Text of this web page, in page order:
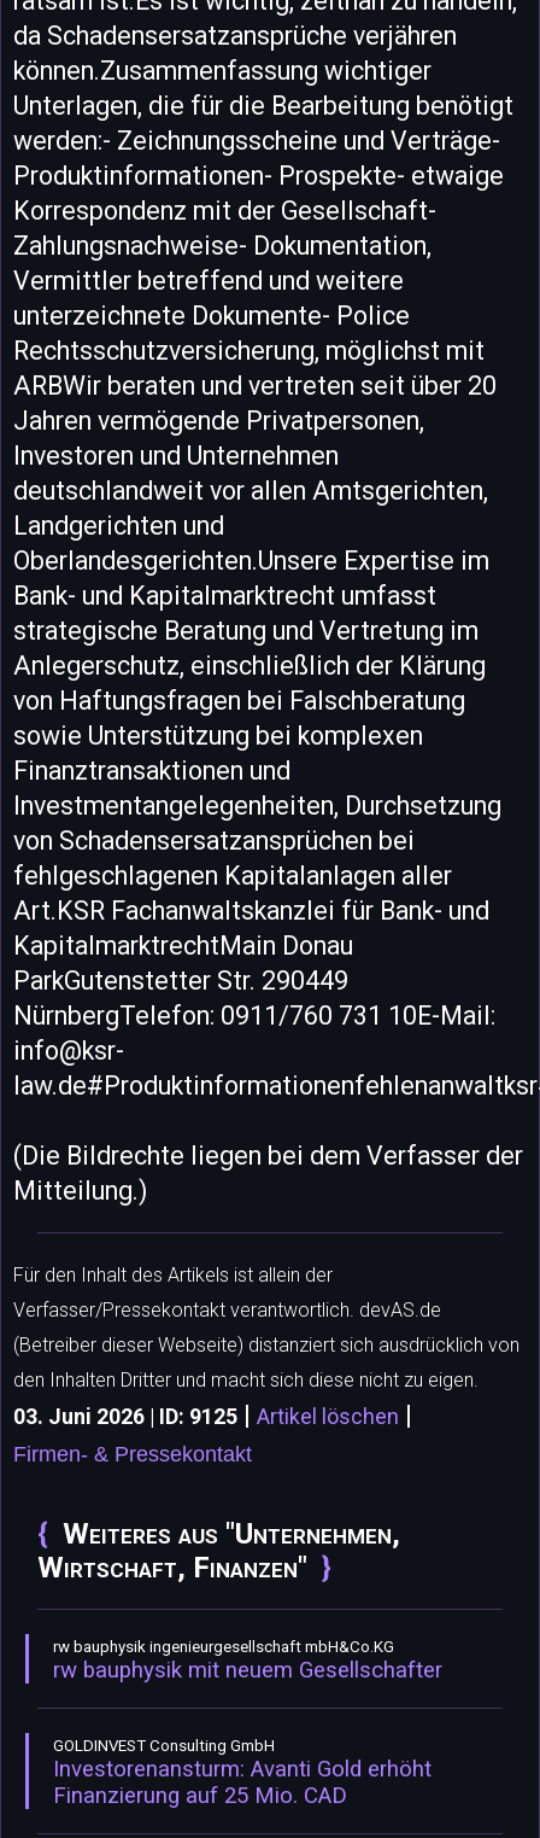
da Schadensersatzansprüche verjähren
können.Zusammenfassung wichtiger
Unterlagen, die für die Bearbeitung benötigt
werden:- Zeichnungsscheine und Verträge-
Produktinformationen- Prospekte- etwaige
Korrespondenz mit der Gesellschaft-
Zahlungsnachweise- Dokumentation,
Vermittler betreffend und weitere
unterzeichnete Dokumente- Police
Rechtsschutzversicherung, möglichst mit
ARBWir beraten und vertreten seit über 20
Jahren vermögende Privatpersonen,
Investoren und Unternehmen
deutschlandweit vor allen Amtsgerichten,
Landgerichten und
Oberlandesgerichten.Unsere Expertise im
Bank- und Kapitalmarktrecht umfasst
strategische Beratung und Vertretung im
Anlegerschutz, einschließlich der Klärung
von Haftungsfragen bei Falschberatung
sowie Unterstützung bei komplexen
Finanztransaktionen und
Investmentangelegenheiten, Durchsetzung
von Schadensersatzansprüchen bei
fehlgeschlagenen Kapitalanlagen aller
Art.KSR Fachanwaltskanzlei für Bank- und
KapitalmarktrechtMain Donau
ParkGutenstetter Str. 290449
NürnbergTelefon: 0911/760 731 10E-Mail:
info@ksr-
(Die Bildrechte liegen bei dem Verfasser der
Mitteilung.)
Für den Inhalt des Artikels ist allein der
Verfasser/Pressekontakt verantwortlich. devAS.de
(Betreiber dieser Webseite) distanziert sich ausdrücklich von
den Inhalten Dritter und macht sich diese nicht zu eigen.
03. Juni 2026 | ID: 9125 | Artikel löschen |
Firmen- & Pressekontakt
Weiteres aus "Unternehmen,
Wirtschaft, Finanzen"
rw bauphysik ingenieurgesellschaft mbH&Co.KG
rw bauphysik mit neuem Gesellschafter
GOLDINVEST Consulting GmbH
Investorenansturm: Avanti Gold erhöht
Finanzierung auf 25 Mio. CAD